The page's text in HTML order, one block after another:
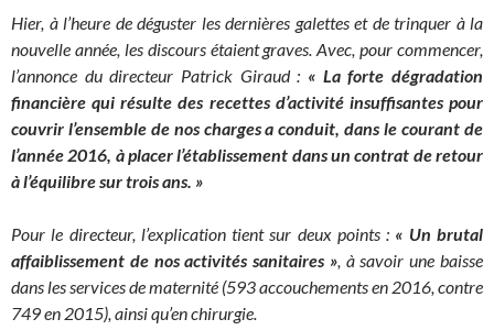
Hier, à l’heure de déguster les dernières galettes et de trinquer à la
nouvelle année, les discours étaient graves. Avec, pour commencer,
l’annonce du directeur Patrick Giraud : « La forte dégradation
financière qui résulte des recettes d’activité insuffisantes pour
couvrir l’ensemble de nos charges a conduit, dans le courant de
l’année 2016, à placer l’établissement dans un contrat de retour
à l’équilibre sur trois ans. »
Pour le directeur, l’explication tient sur deux points : « Un brutal
affaiblissement de nos activités sanitaires », à savoir une baisse
dans les services de maternité (593 accouchements en 2016, contre
749 en 2015), ainsi qu’en chirurgie.